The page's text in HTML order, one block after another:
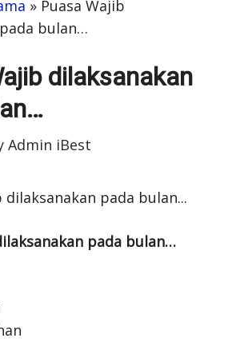
» Puasa Wajib
bulan…
dilaksanakan
Admin iBest
pada bulan…